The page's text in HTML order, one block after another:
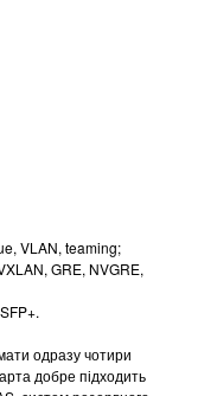
VLAN, teaming;
GRE, NVGRE,
одразу чотири
добре підходить